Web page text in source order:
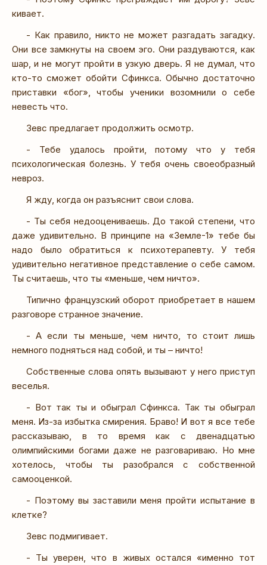
кивает.
- Как правило, никто не может разгадать загадку.
Они все замкнуты на своем эго. Они раздуваются, как
шар, и не могут пройти в узкую дверь. Я не думал, что
кто-то сможет обойти Сфинкса. Обычно достаточно
приставки «бог», чтобы ученики возомнили о себе
невесть что.
Зевс предлагает продолжить осмотр.
- Тебе удалось пройти, потому что у тебя
психологическая болезнь. У тебя очень своеобразный
невроз.
Я жду, когда он разъяснит свои слова.
- Ты себя недооцениваешь. До такой степени, что
даже удивительно. В принципе на «Земле-1» тебе бы
надо было обратиться к психотерапевту. У тебя
удивительно негативное представление о себе самом.
Ты считаешь, что ты «меньше, чем ничто».
Типично французский оборот приобретает в нашем
разговоре странное значение.
- А если ты меньше, чем ничто, то стоит лишь
немного подняться над собой, и ты – ничто!
Собственные слова опять вызывают у него приступ
веселья.
- Вот так ты и обыграл Сфинкса. Так ты обыграл
меня. Из-за избытка смирения. Браво! И вот я все тебе
рассказываю, в то время как с двенадцатью
олимпийскими богами даже не разговариваю. Но мне
хотелось, чтобы ты разобрался с собственной
самооценкой.
- Поэтому вы заставили меня пройти испытание в
клетке?
Зевс подмигивает.
- Ты уверен, что в живых остался «именно тот